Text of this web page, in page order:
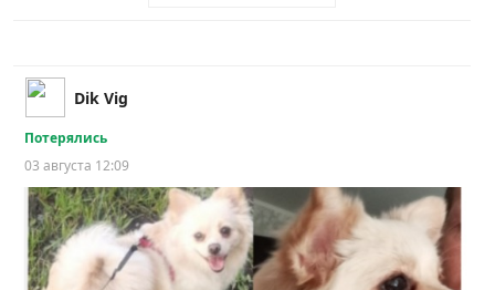
Dik Vig
Потерялись
03 августа 12:09